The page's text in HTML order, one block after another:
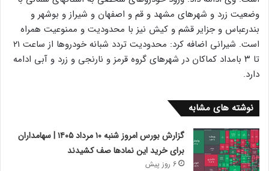
وضعیت زرد و شهرهای مشهد و قم و اصفهان و شیراز و بوشهر و
بندرعباس و جزایر قشم و کیش نیز با محدودیت و ممنوعیت همراه
است. شیرانی اضافه کرد: محدودیت تردد شبانه خودروها از ساعت ۲۱
تا ۳ بامداد کماکان در شهرهای گروه قرمز و نارنجی و زرد و آبی ادامه
دارد.
نوشته های مشابه
گزارش بورس امروز شنبه ۱۰ مرداد ۱۴۰۵ | سهامداران
برای خرید این نمادها صف کشیدند
6 روز پیش